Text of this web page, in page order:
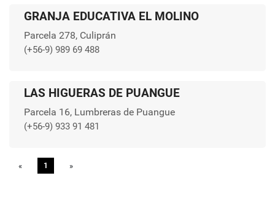
GRANJA EDUCATIVA EL MOLINO
Parcela 278, Culiprán
(+56-9) 989 69 488
LAS HIGUERAS DE PUANGUE
Parcela 16, Lumbreras de Puangue
(+56-9) 933 91 481
« Previous
1 »